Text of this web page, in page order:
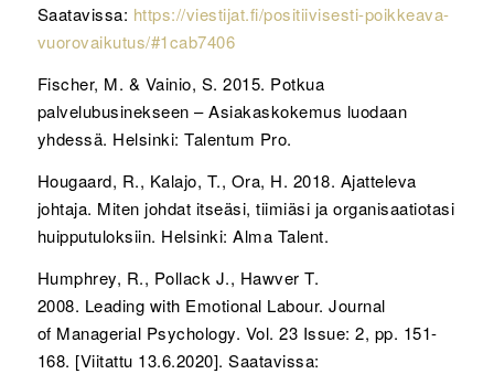
Saatavissa: https://viestijat.fi/positiivisesti-poikkeava-
vuorovaikutus/#1cab7406
Fischer, M. & Vainio, S. 2015. Potkua
palvelubusinekseen – Asiakaskokemus luodaan
yhdessä. Helsinki: Talentum Pro.
Hougaard, R., Kalajo, T., Ora, H. 2018. Ajatteleva
johtaja. Miten johdat itseäsi, tiimiäsi ja organisaatiotasi
huipputuloksiin. Helsinki: Alma Talent.
Humphrey, R., Pollack J., Hawver T.
2008. Leading with Emotional Labour. Journal
of Managerial Psychology. Vol. 23 Issue: 2, pp. 151-
168. [Viitattu 13.6.2020]. Saatavissa: